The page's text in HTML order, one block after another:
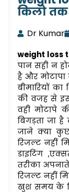
किलो
Dr Kumar
weight loss
पान सही न
है और
बीमारियों
की वजह से
वही मोटापे
बिगड़ता जा
जाने क्या
रिजल्ट नहीं
डाइटिंग
तरीका
रिजल्ट नहीं
खुश समय के